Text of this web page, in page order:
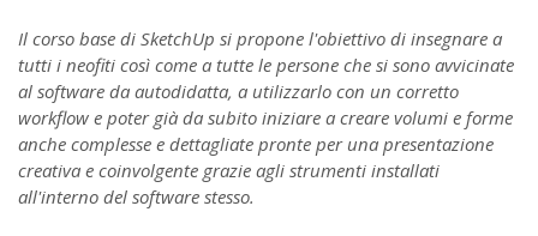
Il corso base di SketchUp si propone l'obiettivo di insegnare a
tutti i neofiti così come a tutte le persone che si sono avvicinate
al software da autodidatta, a utilizzarlo con un corretto
workflow e poter già da subito iniziare a creare volumi e forme
anche complesse e dettagliate pronte per una presentazione
creativa e coinvolgente grazie agli strumenti installati
all'interno del software stesso.